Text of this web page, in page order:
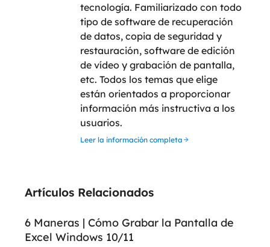
tecnología. Familiarizado con todo
tipo de software de recuperación
de datos, copia de seguridad y
restauración, software de edición
de vídeo y grabación de pantalla,
etc. Todos los temas que elige
están orientados a proporcionar
información más instructiva a los
usuarios.
Leer la información completa
Artículos Relacionados
6 Maneras | Cómo Grabar la Pantalla de
Excel Windows 10/11